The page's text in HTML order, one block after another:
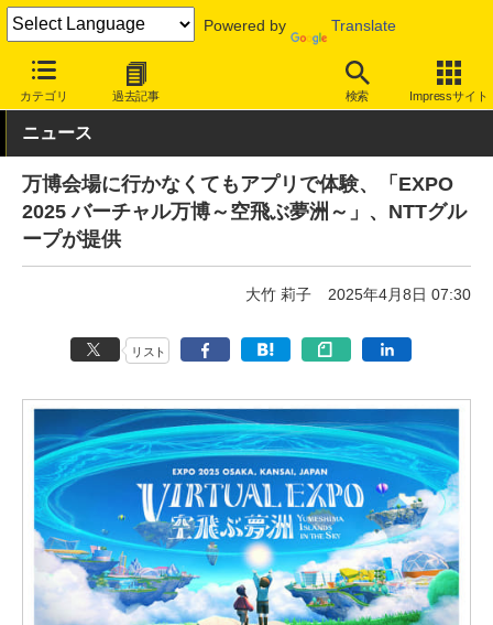
Powered by Translate
カテゴリ 過去記事 検索 Impressサイト
INTERNET Watch サービス/ソフト ソフトウェア スマートフ
ニュース
万博会場に行かなくてもアプリで体験、「EXPO
2025 バーチャル万博～空飛ぶ夢洲～」、NTTグル
ープが提供
大竹 莉子 2025年4月8日 07:30
リスト